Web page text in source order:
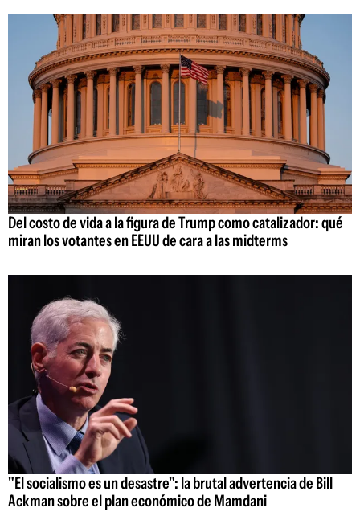
Del costo de vida a la figura de Trump como catalizador: qué
miran los votantes en EEUU de cara a las midterms
"El socialismo es un desastre": la brutal advertencia de Bill
Ackman sobre el plan económico de Mamdani